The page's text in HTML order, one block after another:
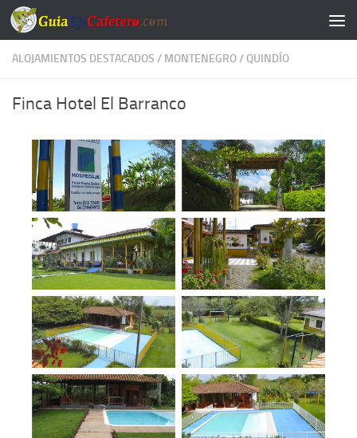
Saltar al contenido
ALOJAMIENTOS DESTACADOS / MONTENEGRO/QUINDÍO
Finca Hotel El Barranco